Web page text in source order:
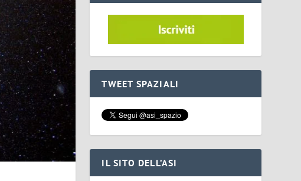
TWEET SPAZIALI
IL SITO DELL’ASI